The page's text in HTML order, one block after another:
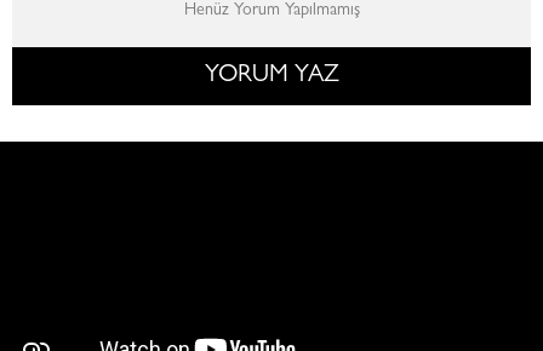
Henüz Yorum Yapılmamış
YORUM YAZ